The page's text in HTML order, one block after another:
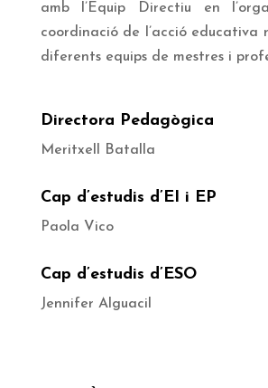
amb l’Equip Directiu en
coordinació de l’acció educativa
diferents equips de mestres i
Directora Pedagògica
Meritxell Batalla
Cap d’estudis d’EI i EP
Paola Vico
Cap d’estudis d’ESO
Jennifer Alguacil